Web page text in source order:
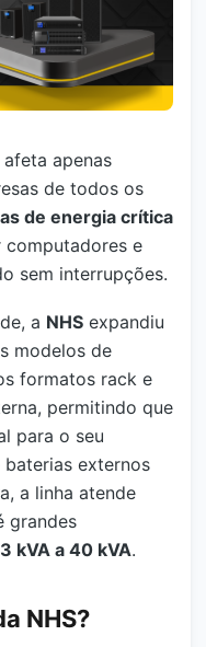
apenas
de todos os
de energia crítica
e
sem interrupções.
a NHS expandiu
modelos de
formatos rack e
permitindo que
para o seu
externos
a linha atende
grandes
3 kVA a 40 kVA.
NHS?